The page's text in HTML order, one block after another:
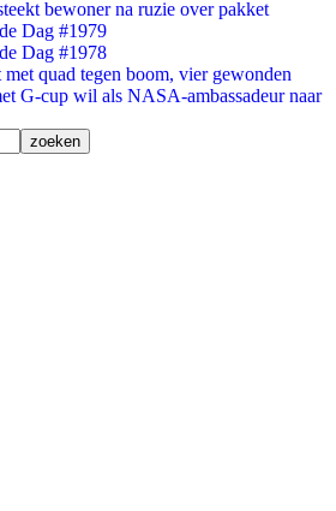
bewoner na ruzie over pakket
Dag #1979
Dag #1978
quad tegen boom, vier gewonden
G-cup wil als NASA-ambassadeur naar